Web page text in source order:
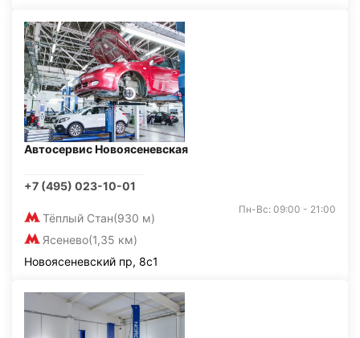
Автосервис Новоясеневская
+7 (495) 023-10-01
Тёплый Стан(930 м)
Ясенево(1,35 км)
Пн-Вс: 09:00 - 21:00
Новоясеневский пр, 8с1